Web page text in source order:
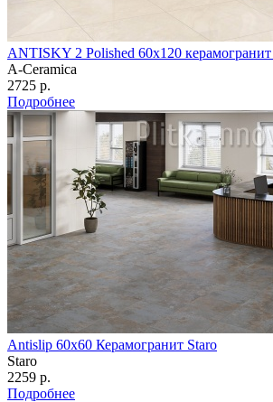
ANTISKY 2 Polished 60х120
A-Ceramica
2725 р.
Подробнее
Antislip 60х60 Керамогранит Staro
Staro
2259 р.
Подробнее